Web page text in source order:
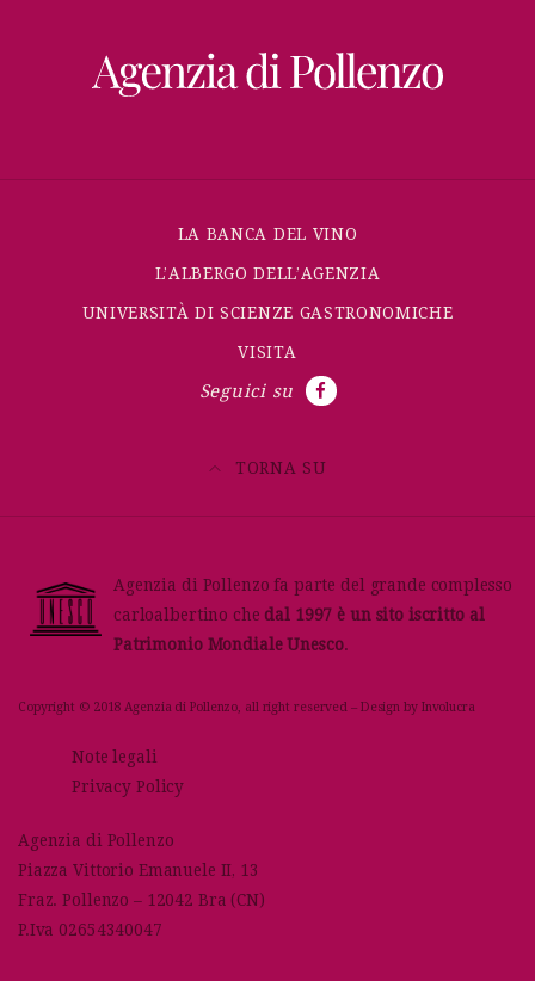
LA BANCA DEL VINO
L’ALBERGO DELL’AGENZIA
UNIVERSITÀ DI SCIENZE GASTRONOMICHE
VISITA
Seguici su
TORNA SU
Agenzia di Pollenzo fa parte del grande complesso
carloalbertino che dal 1997 è un sito iscritto al
Patrimonio Mondiale Unesco.
Copyright © 2018 Agenzia di Pollenzo, all right reserved – Design by Involucra
Note legali
Privacy Policy
Agenzia di Pollenzo
Piazza Vittorio Emanuele II, 13
Fraz. Pollenzo – 12042 Bra (CN)
P.Iva 02654340047